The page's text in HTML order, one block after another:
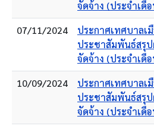
จัดจ้าง (ประจำเ
07/11/2024
ประกาศเทศบาลเ
ประชาสัมพันธ์สรุ
จัดจ้าง (ประจำเ
10/09/2024
ประกาศเทศบาลเ
ประชาสัมพันธ์สรุ
จัดจ้าง (ประจำเ